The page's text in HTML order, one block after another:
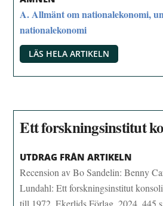
A. Allmänt om nationalekonomi,
nationalekonomi
LÄS HELA ARTIKELN
Ett forskningsinstitut
UTDRAG FRÅN ARTIKELN
Recension av Bo Sandelin: Benny
Lundahl: Ett forskningsinstitut